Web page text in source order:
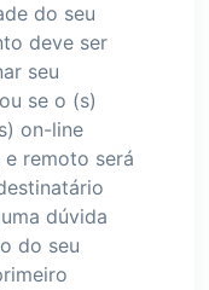
do seu
deve ser
seu
se o (s)
on-line
remoto será
dúvida
do seu